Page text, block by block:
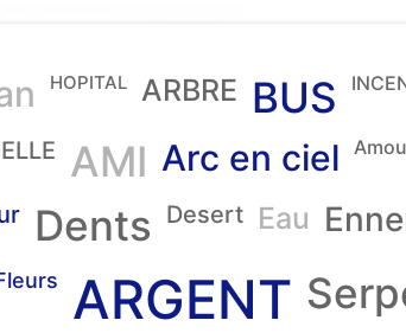
HOPITAL ARBRE BUS
AMI Arc en ciel
Dents Desert Eau
ARGENT